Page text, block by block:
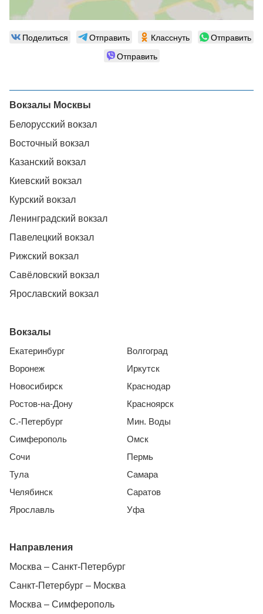
Поделиться Отправить Класснуть
Отправить
Отправить
Вокзалы Москвы
Белорусский вокзал
Восточный вокзал
Казанский вокзал
Киевский вокзал
Курский вокзал
Ленинградский вокзал
Павелецкий вокзал
Рижский вокзал
Савёловский вокзал
Ярославский вокзал
Вокзалы
Екатеринбург
Воронеж
Новосибирск
Ростов-на-Дону
С.-Петербург
Симферополь
Сочи
Тула
Челябинск
Ярославль
Волгоград
Иркутск
Краснодар
Красноярск
Мин. Воды
Омск
Пермь
Самара
Саратов
Уфа
Направления
Москва – Санкт-Петербург
Санкт-Петербург – Москва
Москва – Симферополь